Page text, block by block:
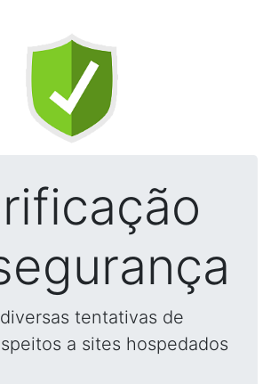
tentativas de
a sites hospedados